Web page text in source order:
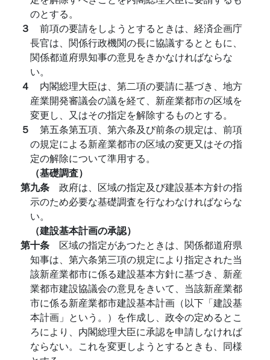
のとする。
３ 前項の要請をしようとするときは、経済企画庁
長官は、関係行政機関の長に協議するとともに、
関係都道府県知事の意見をきかなければならな
い。
４ 内閣総理大臣は、第二項の要請に基づき、地方
産業開発審議会の議を経て、新産業都市の区域を
変更し、又はその指定を解除するものとする。
５ 第五条第五項、第六条及び前条の規定は、前項
の規定による新産業都市の区域の変更又はその指
定の解除について準用する。
（基礎調査）
第九条 政府は、区域の指定及び建設基本方針の指
示のため必要な基礎調査を行なわなければならな
い。
（建設基本計画の承認）
第十条 区域の指定があつたときは、関係都道府県
知事は、第六条第三項の規定により指定された当
該新産業都市に係る建設基本方針に基づき、新産
業都市建設協議会の意見をきいて、当該新産業都
市に係る新産業都市建設基本計画（以下「建設基
本計画」という。）を作成し、政令の定めるとこ
ろにより、内閣総理大臣に承認を申請しなければ
ならない。これを変更しようとするときも、同様